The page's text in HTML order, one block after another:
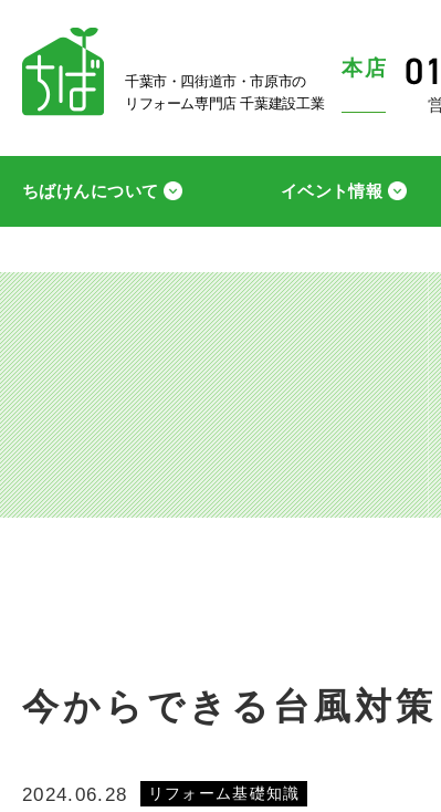
千葉市・四街道市・市原市の
リフォーム専門店 千葉建設工業
本店
ちばけんについて イベント情報
今からできる台風対
2024.06.28 リフォーム基礎知識